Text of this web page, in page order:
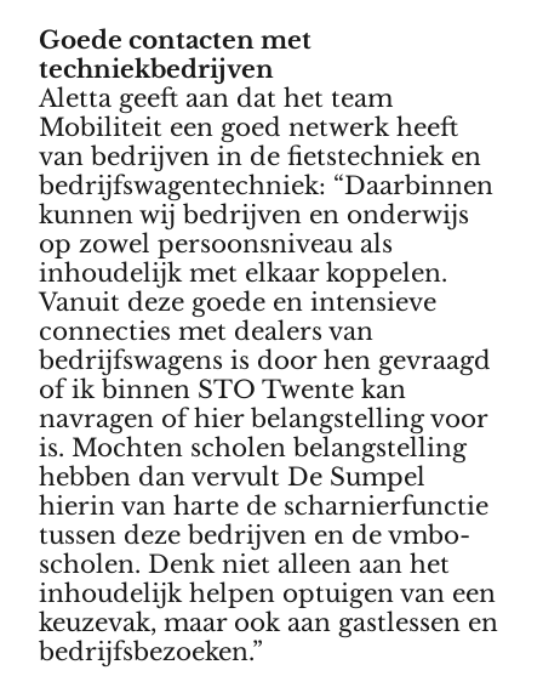
Goede contacten met
techniekbedrijven
Aletta geeft aan dat het team
Mobiliteit een goed netwerk heeft
van bedrijven in de fietstechniek en
bedrijfswagentechniek: “Daarbinnen
kunnen wij bedrijven en onderwijs
op zowel persoonsniveau als
inhoudelijk met elkaar koppelen.
Vanuit deze goede en intensieve
connecties met dealers van
bedrijfswagens is door hen gevraagd
of ik binnen STO Twente kan
navragen of hier belangstelling voor
is. Mochten scholen belangstelling
hebben dan vervult De Sumpel
hierin van harte de scharnierfunctie
tussen deze bedrijven en de vmbo-
scholen. Denk niet alleen aan het
inhoudelijk helpen optuigen van een
keuzevak, maar ook aan gastlessen en
bedrijfsbezoeken.”